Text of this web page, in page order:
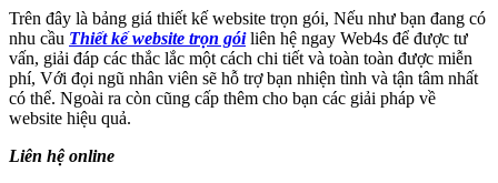
Trên đây là bảng giá thiết kế website trọn gói, Nếu như bạn đang có
nhu cầu Thiết kế website trọn gói liên hệ ngay Web4s để được tư
vấn, giải đáp các thắc lắc một cách chi tiết và toàn toàn được miễn
phí, Với đọi ngũ nhân viên sẽ hỗ trợ bạn nhiện tình và tận tâm nhất
có thể. Ngoài ra còn cũng cấp thêm cho bạn các giải pháp về
website hiệu quả.
Liên hệ online